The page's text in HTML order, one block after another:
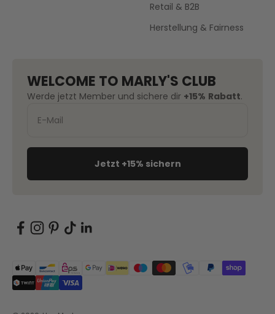
Retail & B2B
Herstellung & Fairness
WELCOME TO MARLY'S CLUB
Werde jetzt Member und sichere dir +15% Rabatt.
Jetzt +15% sichern